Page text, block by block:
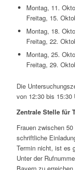
Montag, 11.
Freitag, 15.
Montag, 18.
Freitag, 22.
Montag, 25.
Freitag, 29.
Die
von 12:30 bis 15:30
Zentrale Stelle für
Frauen zwischen
schriftliche
Termin nicht, ist es
Unter der